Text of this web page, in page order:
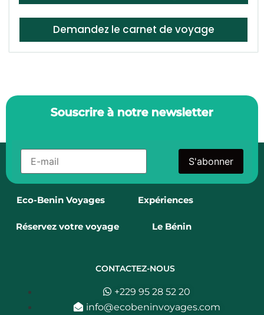
Demandez le carnet de voyage
Souscrire à notre newsletter
S'abonner
Eco-Benin Voyages Expériences
Réservez votre voyage Le Bénin
CONTACTEZ-NOUS
+229 95 28 52 20
info@ecobeninvoyages.com